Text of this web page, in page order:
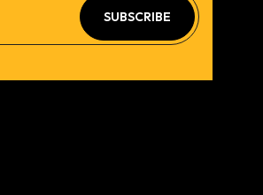
SUBSCRIBE